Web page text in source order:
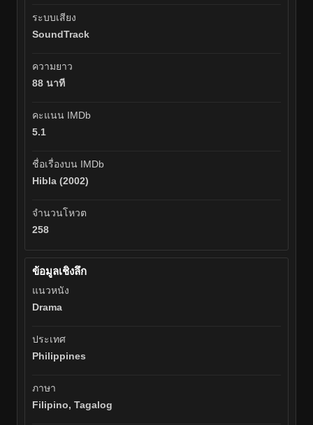
ระบบเสียง
SoundTrack
ความยาว
88 นาที
คะแนน IMDb
5.1
ชื่อเรื่องบน IMDb
Hibla (2002)
จำนวนโหวต
258
ข้อมูลเชิงลึก
แนวหนัง
Drama
ประเทศ
Philippines
ภาษา
Filipino, Tagalog